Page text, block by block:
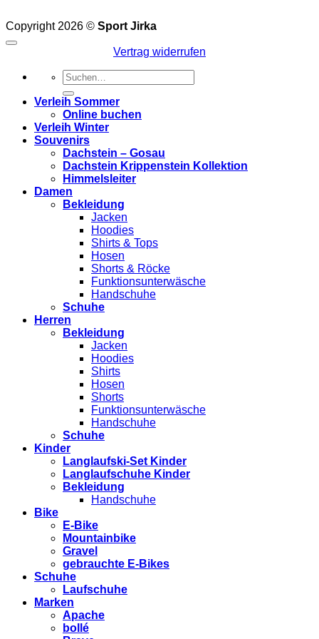
Copyright 2026 © Sport Jirka
Vertrag widerrufen
Suchen
nach:
Verleih Sommer
Online buchen
Verleih Winter
Souvenirs
Dachstein – Gosau
Dachstein Krippenstein Kollektion
Himmelsleiter
Damen
Bekleidung
Jacken
Hoodies
Shirts & Tops
Hosen
Shorts & Röcke
Funktionsunterwäsche
Handschuhe
Schuhe
Herren
Bekleidung
Jacken
Hoodies
Shirts
Hosen
Shorts
Funktionsunterwäsche
Handschuhe
Schuhe
Kinder
Langlaufski-Set Kinder
Langlaufschuhe Kinder
Bekleidung
Handschuhe
Bike
E-Bike
Mountainbike
Gravel
gebrauchte E-Bikes
Schuhe
Laufschuhe
Marken
Apache
bollé